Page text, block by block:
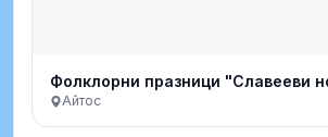
Фолклорни празници "Славееви
Айтос